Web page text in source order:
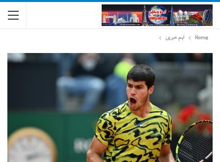
Home اہم خبریں